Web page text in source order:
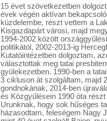
15 évet szövetkezetben
évek végén aktívan
küzdelembe, részt vettem a
Kisgazdapárt városi, majd
1994-2002 között
politikától, 2002-2013-ig
Kutatóintézetben dolgoztam,
választottak meg tatai
gyülekezetben. 1990-ben a
3 cikluson át szolgáltam, majd
gondnokának, 2014-ben
és Közgyűlésein 1990 óta
Urunknak, hogy sok hűséges
házasodtam, feleségem Nagy